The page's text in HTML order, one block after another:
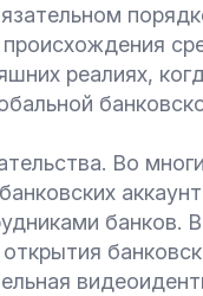
реалиях,
Во
банков.